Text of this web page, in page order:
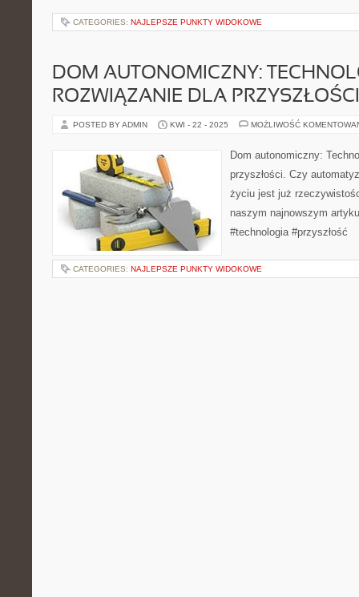
CATEGORIES: NAJLEPSZE PUNKTY WIDOKOWE
DOM AUTONOMICZNY:
ROZWIĄZANIE DLA PRZYSZŁOŚCI
POSTED BY ADMIN KWI - 22 - 2025 MOŻLIWOŚĆ
Dom autonomiczny:
przyszłości. Czy
życiu jest już
naszym najnowszym
#technologia #przyszłość
CATEGORIES: NAJLEPSZE PUNKTY WIDOKOWE